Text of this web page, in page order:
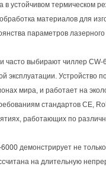
в устойчивом термическом
материалов для
параметров
выбирают чиллер CW-
эксплуатации. Устройство
мира, и работает на
стандартов CE,
работающих по
6000 демонстрирует не
на длительную